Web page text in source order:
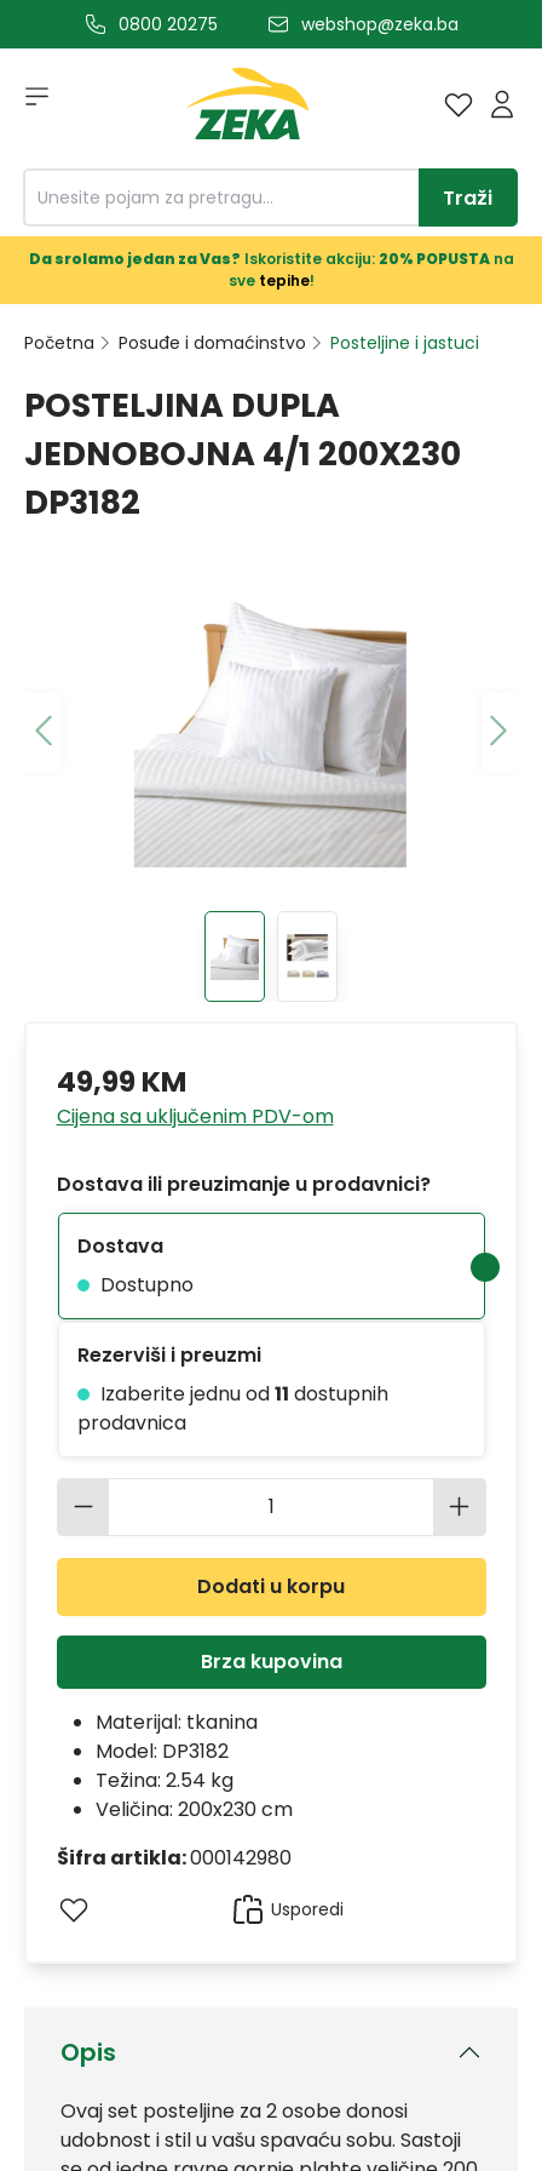
glavni sadržaj0800 20275 webshop@zeka.ba
Traži
Da srolamo jedan za Vas? Iskoristite akciju: 20% POPUSTAna
sve tepihe!
Početna Posuđe i domaćinstvo Posteljine i jastuci
POSTELJINA DUPLA
JEDNOBOJNA 4/1 200X230
DP3182
Opis
Ovaj set posteljine za 2 osobe donosi
udobnost i stil u vašu spavaću sobu. Sastoji
49,99 KM
Cijena sa uključenim PDV-om
Dostava ili preuzimanje u prodavnici?
Dostava
Dostupno
Rezerviši i preuzmi
Izaberite jednu od11 dostupnih
prodavnica
Količina proizvoda: Unesite
Dodati u korpu
Brza kupovina
Materijal: tkanina
Model: DP3182
Težina: 2.54 kg
Veličina: 200x230 cm
Šifra artikla:000142980
Usporedi